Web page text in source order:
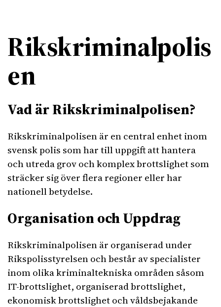
Rikskriminalpolis
en
Vad är Rikskriminalpolisen?
Rikskriminalpolisen är en central enhet inom
svensk polis som har till uppgift att hantera
och utreda grov och komplex brottslighet som
sträcker sig över flera regioner eller har
nationell betydelse.
Organisation och Uppdrag
Rikskriminalpolisen är organiserad under
Rikspolisstyrelsen och består av specialister
inom olika kriminaltekniska områden såsom
IT-brottslighet, organiserad brottslighet,
ekonomisk brottslighet och våldsbejakande